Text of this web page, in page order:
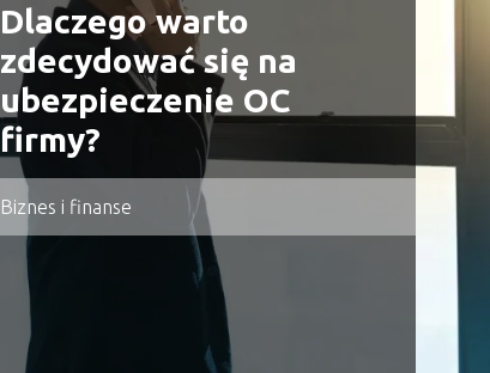
Dlaczego warto
zdecydować się na
ubezpieczenie OC
firmy?
Biznes i finanse